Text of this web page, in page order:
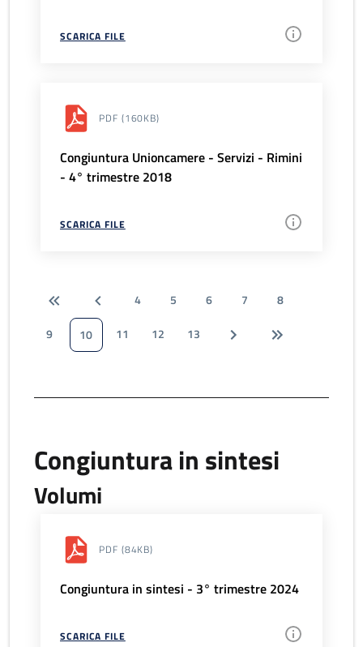
SCARICA FILE
PDF (160KB)
Congiuntura Unioncamere - Servizi - Rimini
- 4° trimestre 2018
SCARICA FILE
4 5 6 7
8
9
10 11 12 13
Congiuntura in sintesi
Volumi
PDF (84KB)
Congiuntura in sintesi - 3° trimestre 2024
SCARICA FILE